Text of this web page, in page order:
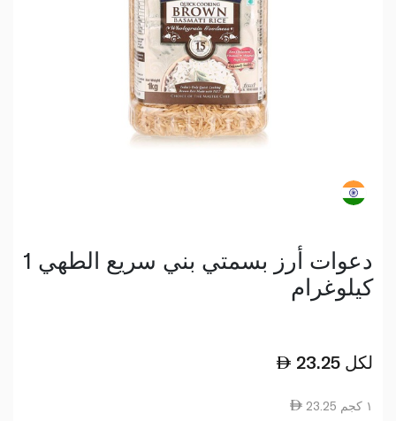
دعوات أرز بسمتي بني سريع الطهي 1
كيلوغرام
23.25 لكل
23.25 ١ كجم